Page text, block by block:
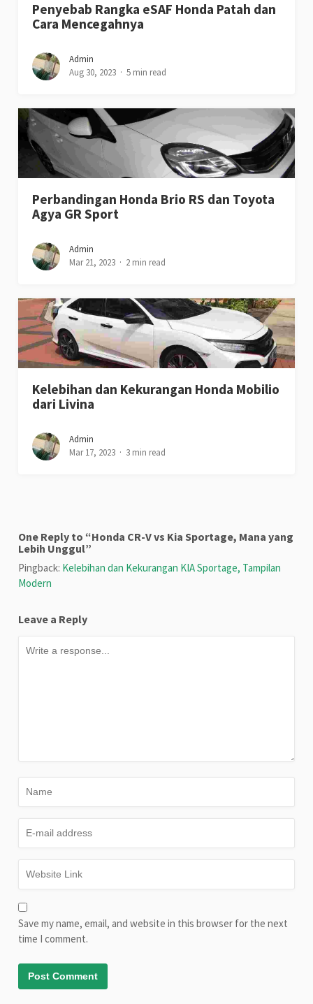
Penyebab Rangka eSAF Honda Patah dan
Cara Mencegahnya
Admin
Aug 30, 2023
5 min read
Perbandingan Honda Brio RS dan Toyota
Agya GR Sport
Admin
Mar 21, 2023
2 min read
Kelebihan dan Kekurangan Honda Mobilio
dari Livina
Admin
Mar 17, 2023
3 min read
One Reply to “Honda CR-V vs Kia Sportage, Mana yang
Lebih Unggul”
Pingback: Kelebihan dan Kekurangan KIA Sportage, Tampilan
Modern
Leave a Reply
Save my name, email, and website in this browser for the next
time I comment.